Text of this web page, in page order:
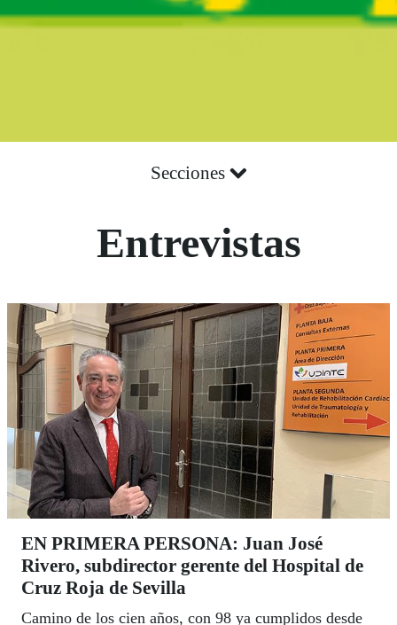
Secciones
Entrevistas
EN PRIMERA PERSONA: Juan José
Rivero, subdirector gerente del Hospital de
Cruz Roja de Sevilla
Camino de los cien años, con 98 ya cumplidos desde